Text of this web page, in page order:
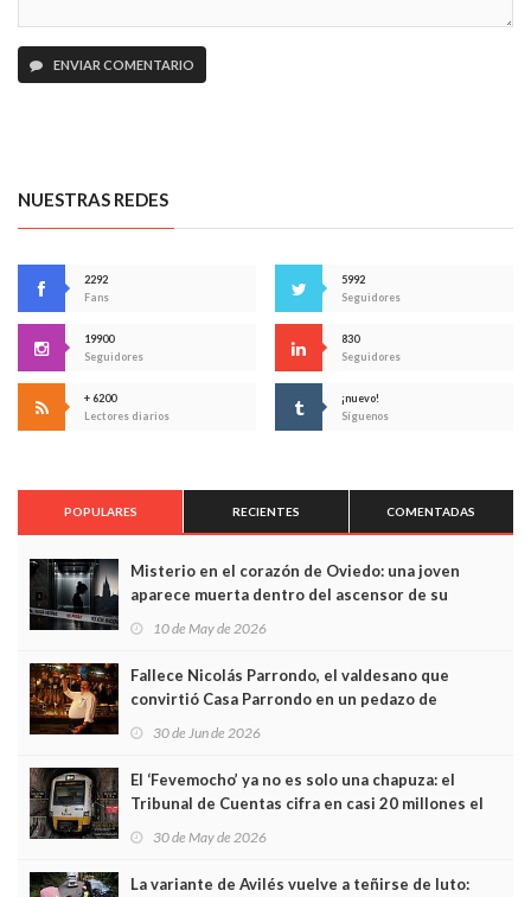
ENVIAR COMENTARIO
NUESTRAS REDES
2292
Fans
5992
Seguidores
19900
Seguidores
830
Seguidores
+ 6200
Lectores diarios
¡nuevo!
Síguenos
POPULARES RECIENTES COMENTADAS
Misterio en el corazón de Oviedo: una joven
aparece muerta dentro del ascensor de su
edificio y las cámaras captan sus últimos minutos
10 de May de 2026
Fallece Nicolás Parrondo, el valdesano que
convirtió Casa Parrondo en un pedazo de
Asturias en Madrid
30 de Jun de 2026
El ‘Fevemocho’ ya no es solo una chapuza: el
Tribunal de Cuentas cifra en casi 20 millones el
sobrecoste de los trenes que no cabían por los
30 de May de 2026
La variante de Avilés vuelve a teñirse de luto: